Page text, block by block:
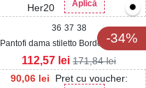
Her20
Aplică
-34%
36 37 38
Pantofi dama stiletto Bordo din Piele
Ecologica Intoarsa Davyn
90,06 lei
Pret cu voucher:
112,57 lei 171,84lei